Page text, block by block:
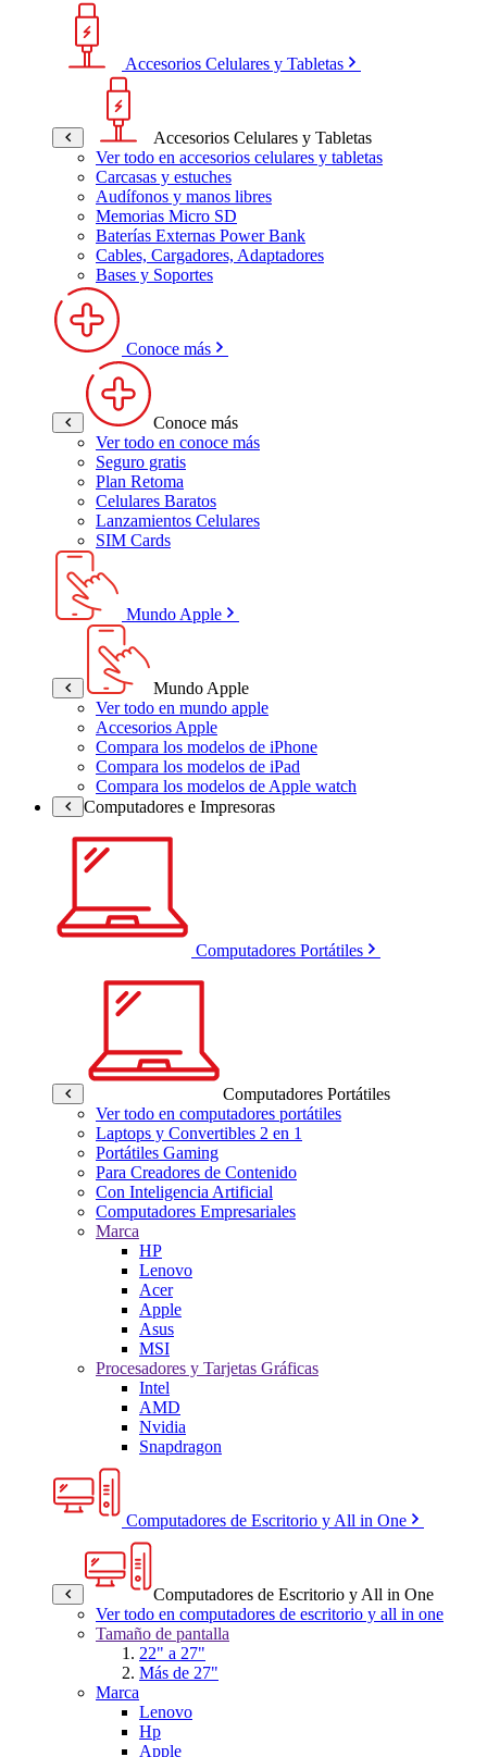
Accesorios Celulares y Tabletas
Accesorios Celulares y Tabletas
Ver todo en accesorios celulares y tabletas
Carcasas y estuches
Audífonos y manos libres
Memorias Micro SD
Baterías Externas Power Bank
Cables, Cargadores, Adaptadores
Bases y Soportes
Conoce más
Conoce más
Ver todo en conoce más
Seguro gratis
Plan Retoma
Celulares Baratos
Lanzamientos Celulares
SIM Cards
Mundo Apple
Mundo Apple
Ver todo en mundo apple
Accesorios Apple
Compara los modelos de iPhone
Compara los modelos de iPad
Compara los modelos de Apple watch
Computadores e Impresoras
Computadores Portátiles
Computadores Portátiles
Ver todo en computadores portátiles
Laptops y Convertibles 2 en 1
Portátiles Gaming
Para Creadores de Contenido
Con Inteligencia Artificial
Computadores Empresariales
Marca
HP
Lenovo
Acer
Apple
Asus
MSI
Procesadores y Tarjetas Gráficas
Intel
AMD
Nvidia
Snapdragon
Computadores de Escritorio y All in One
Computadores de Escritorio y All in One
Ver todo en computadores de escritorio y all in one
Tamaño de pantalla
22" a 27"
Más de 27"
Marca
Lenovo
Hp
Apple